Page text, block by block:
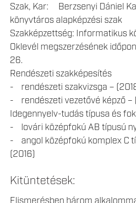
Szak, Kar: Berzsenyi Dániel
könyvtáros alapképzési szak
Szakképzettség: Informatikus
Oklevél megszerzésének
26.
Rendészeti szakképesítés
- rendészeti szakvizsga –
- rendészeti vezetővé képző –
Idegennyelv-tudás típusa és
- lovári középfokú AB típusú
- angol középfokú komplex C
(2016)
Kitüntetések: